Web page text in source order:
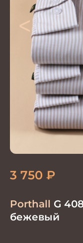
<
Porthall G
бежевый
3 750 ₽